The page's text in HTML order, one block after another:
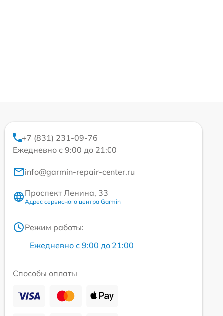
+7 (831) 231-09-76
Ежедневно с 9:00 до 21:00
info@garmin-repair-center.ru
Проспект Ленина, 33
Адрес сервисного центра Garmin
Режим работы:
Ежедневно с 9:00 до 21:00
Способы оплаты